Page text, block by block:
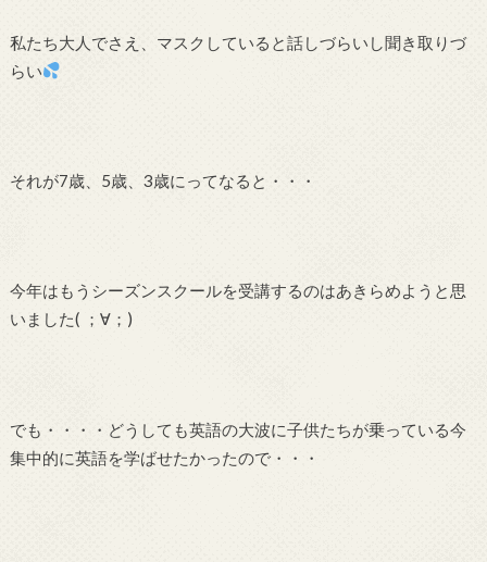
私たち大人でさえ、マスクしていると話しづらいし聞き取りづ
らい
それが7歳、5歳、3歳にってなると・・・
今年はもうシーズンスクールを受講するのはあきらめようと思
いました( ；∀；)
でも・・・・どうしても英語の大波に子供たちが乗っている今
集中的に英語を学ばせたかったので・・・